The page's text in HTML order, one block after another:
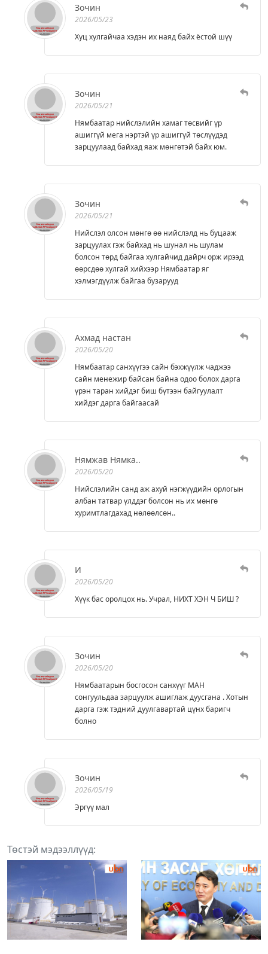
Зочин
2026/05/23
Хуц хулгайчаа хэдэн их наяд байх ёстой шүү
Зочин
2026/05/21
Нямбаатар нийслэлийн хамаг төсвийг үр
ашиггүй мега нэртэй үр ашиггүй төслүүдэд
зарцуулаад байхад яаж мөнгөтэй байх юм.
Зочин
2026/05/21
Нийслэл олсон мөнгө өө нийслэлд нь буцааж
зарцуулах гэж байхад нь шунал нь шулам
болсон төрд байгаа хулгайчид дайрч орж ирээд
өөрсдөө хулгай хийхээр Нямбаатар яг
хэлмэгдүүлж байгаа бузарууд
Ахмад настан
2026/05/20
Нямбаатар санхүүгээ сайн бэхжүүлж чаджээ
сайн мeнeжир байсан байна одоо болох дарга
үрэн таран хийдэг биш бүтээн байгуулалт
хийдэг дарга байгаасай
Нямжав Нямка..
2026/05/20
Нийслэлийн санд аж ахуй нэгжүүдийн орлогын
албан татвар үлддэг болсон нь их мөнгө
хуримтлагдахад нөлөөлсөн..
И
2026/05/20
Хүүк бас оролцох нь. Учрал, НИХТ ХЭН Ч БИШ ?
Зочин
2026/05/20
Нямбаатарын босгосон санхүүг МАН
сонгуульдаа зарцуулж ашиглаж дуусгана . Хотын
дарга гэж тэдний дуулгавартай цүнх баригч
болно
Зочин
2026/05/19
Эргүү мал
Төстэй мэдээллүүд: